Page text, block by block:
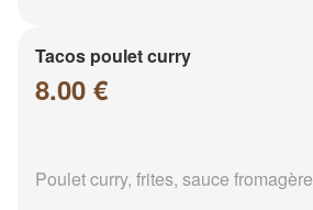
Tacos poulet curry
8.00 €
Poulet curry, frites, sauce fromagère